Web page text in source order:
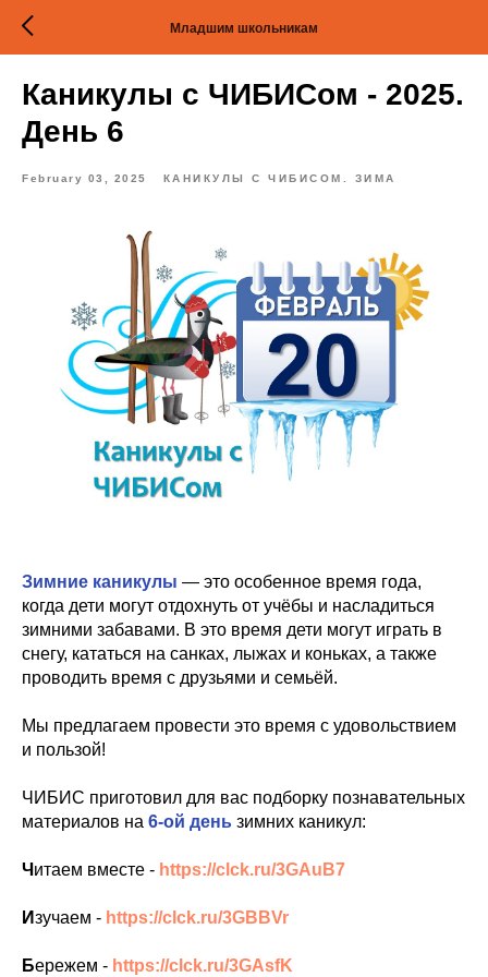
Младшим школьникам
Каникулы с ЧИБИСом - 2025.
День 6
February 03, 2025 КАНИКУЛЫ С ЧИБИСОМ. ЗИМА
Зимние каникулы — это особенное время года,
когда дети могут отдохнуть от учёбы и насладиться
зимними забавами. В это время дети могут играть в
снегу, кататься на санках, лыжах и коньках, а также
проводить время с друзьями и семьёй.
Мы предлагаем провести это время с удовольствием
и пользой!
ЧИБИС приготовил для вас подборку познавательных
материалов на 6-ой день зимних каникул:
Ч итаем вместе - https://clck.ru/3GAuB7
Изучаем - https://clck.ru/3GBBVr
Бережем - https://clck.ru/3GAsfK